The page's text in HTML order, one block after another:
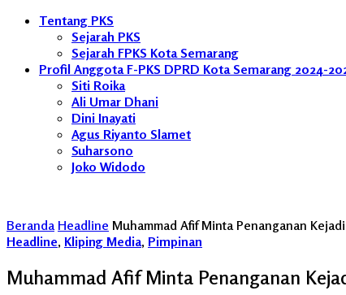
Tentang PKS
Sejarah PKS
Sejarah FPKS Kota Semarang
Profil Anggota F-PKS DPRD Kota Semarang 2024-
Siti Roika
Ali Umar Dhani
Dini Inayati
Agus Riyanto Slamet
Suharsono
Joko Widodo
Beranda Headline Muhammad Afif Minta Penanganan
Headline, Kliping Media, Pimpinan
Muhammad Afif Minta Penanganan